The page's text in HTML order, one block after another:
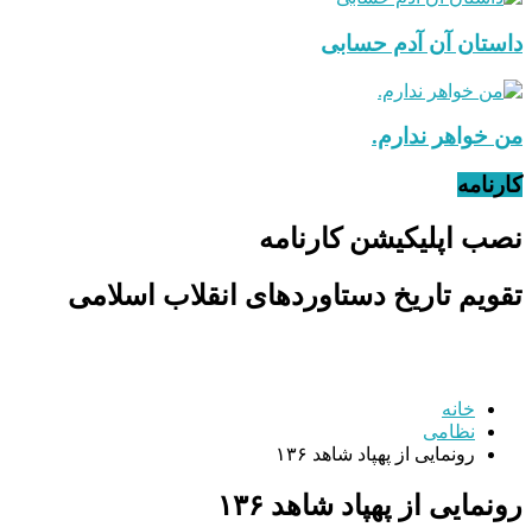
داستان آن آدم حسابی
من خواهر ندارم.
کارنامه
نصب اپلیکیشن کارنامه
تقویم تاریخ دستاوردهای انقلاب اسلامی
خانه
نظامی
رونمایی از پهپاد شاهد ۱۳۶
رونمایی از پهپاد شاهد ۱۳۶